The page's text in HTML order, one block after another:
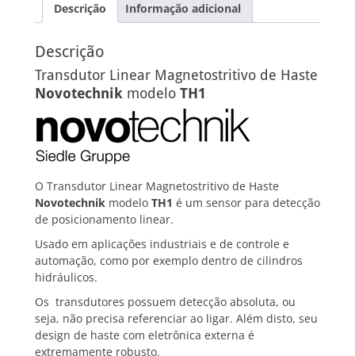
Descrição Informação adicional
Descrição
Transdutor Linear Magnetostritivo de Haste
Novotechnik modelo TH1
O Transdutor Linear Magnetostritivo de Haste
Novotechnik modelo TH1 é um sensor para detecção
de posicionamento linear.
Usado em aplicações industriais e de controle e
automação, como por exemplo dentro de cilindros
hidráulicos.
Os transdutores possuem detecção absoluta, ou
seja, não precisa referenciar ao ligar. Além disto, seu
design de haste com eletrônica externa é
extremamente robusto.